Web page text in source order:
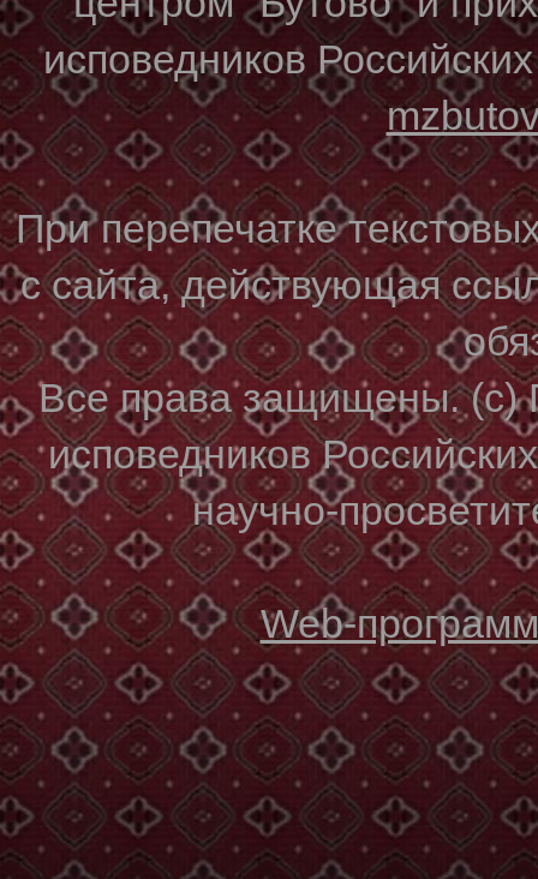
исповедников
При перепечатке
с сайта, действующая
Все права защищены. (с)
исповедников
научно-
Web-